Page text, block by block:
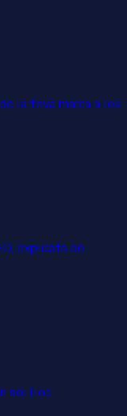
la teva marca a les
explicats de
sol lloc.